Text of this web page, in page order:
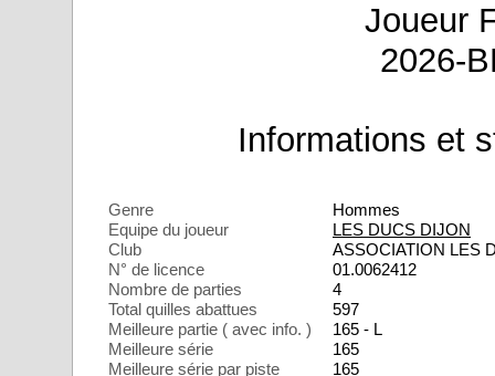
Joueur
2026-
Informations et
Genre
Hommes
Equipe du joueur
LES DUCS DIJON
Club
ASSOCIATION LES
N° de licence
01.0062412
Nombre de parties
4
Total quilles abattues
597
Meilleure partie ( avec info. )
165 - L
Meilleure série
165
Meilleure série par piste
165